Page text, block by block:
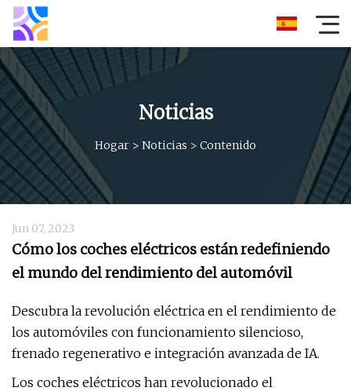
Noticias
Hogar > Noticias > Contenido
Jun 07, 2023
Cómo los coches eléctricos están redefiniendo
el mundo del rendimiento del automóvil
Descubra la revolución eléctrica en el rendimiento de
los automóviles con funcionamiento silencioso,
frenado regenerativo e integración avanzada de IA.
Los coches eléctricos han revolucionado el